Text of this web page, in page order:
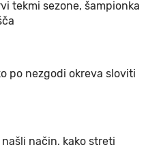
tekmi sezone, šampionka
po nezgodi okreva sloviti
način, kako streti